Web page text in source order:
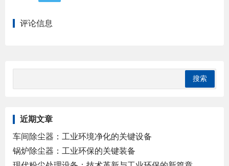
评论信息
近期文章
车间除尘器：工业环境净化的关键设备
锅炉除尘器：工业环保的关键装备